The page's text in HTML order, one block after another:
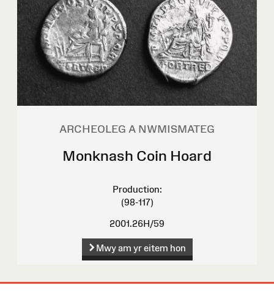
ARCHEOLEG A NWMISMATEG
Monknash Coin Hoard
Production:
(98-117)
2001.26H/59
Mwy am yr eitem hon